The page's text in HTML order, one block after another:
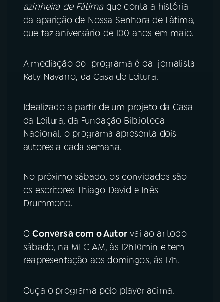
azinheira de Fátima que conta a história
da aparição de Nossa Senhora de Fátima,
que faz aniversário de 100 anos em maio.
A mediação do programa é da jornalista
Katy Navarro, da Casa de Leitura.
Idealizado a partir de um projeto da Casa
da Leitura, da Fundação Biblioteca
Nacional, o programa apresenta dois
autores a cada semana.
No próximo sábado, os convidados são
os escritores Thiago David e Inês
Drummond.
OConversa com o Autorvai ao ar todo
sábado, na MEC AM, às 12h10min e tem
reapresentação aos domingos, às 17h.
Ouça o programa pelo player acima.